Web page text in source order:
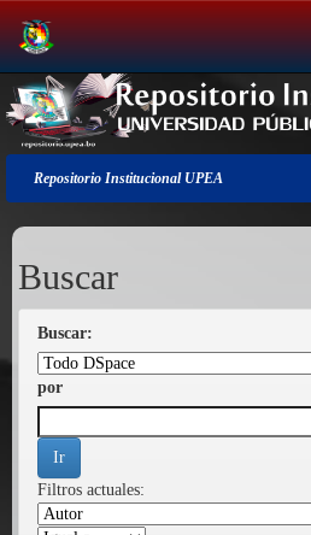
Salir
de
la
navegación
Repositorio Institucional UPEA
Buscar
Buscar:
por
Filtros actuales: